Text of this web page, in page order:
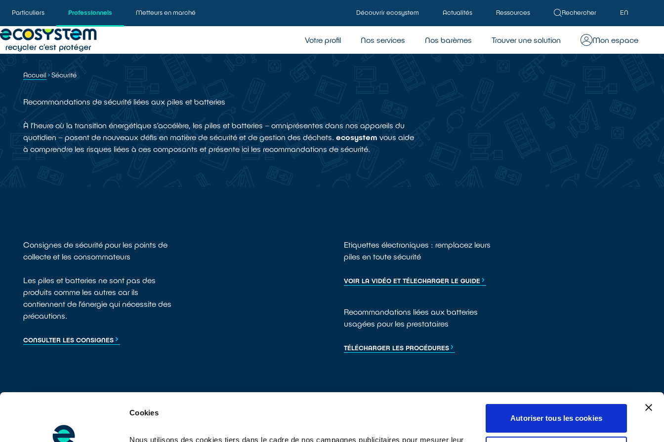
Cookies
Nous utilisons des cookies tiers dans le cadre de nos campagnes publicitaires pour mesurer leur
Autoriser tous les cookies
Particuliers Professionnels Metteurs en marché Découvrir ecosystem Actualités Ressources Rechercher EN
Votre profil Nos services Nos barèmes Trouver une solution Mon espace
Accueil Sécurité
Recommandations de sécurité liées aux piles et batteries
À l’heure où la transition énergétique s’accélère, les piles et batteries – omniprésentes dans nos appareils du
quotidien – posent de nouveaux défis en matière de sécurité et de gestion des déchets.ecosystem vous aide
à comprendre les risques liées à ces composants et présente ici les recommandations de sécurité.
Consignes de sécurité pour les points de
collecte et les consommateurs
Les piles et batteries ne sont pas des
produits comme les autres car ils
contiennent de l’énergie qui nécessite des
précautions.
CONSULTER LES CONSIGNES
Etiquettes électroniques : remplacez leurs
piles en toute sécurité
VOIR LA VIDÉO ET TÉLECHARGER LE GUIDE
Recommandations liées aux batteries
usagées pour les prestataires
TÉLÉCHARGER LES PROCÉDURES